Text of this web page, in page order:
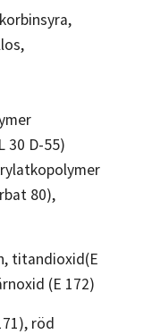
30 D-55)
80),
titandioxid(E
(E 172)
röd